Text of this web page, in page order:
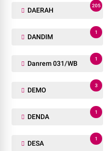
DAERAH
205
DANDIM
1
Danrem 031/WB
1
DEMO
3
DENDA
1
DESA
1